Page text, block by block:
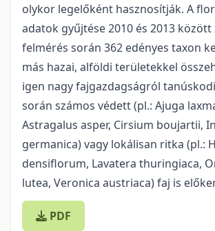
olykor legelőként hasznosítják. A
adatok gyűjtése 2010 és 2013 között
felmérés során 362 edényes taxon
más hazai, alföldi területekkel
igen nagy fajgazdagságról
során számos védett (pl.: Ajuga
Astragalus asper, Cirsium boujartii,
germanica) vagy lokálisan ritka (pl.:
densiflorum, Lavatera thuringiaca,
lutea, Veronica austriaca) faj is
PDF